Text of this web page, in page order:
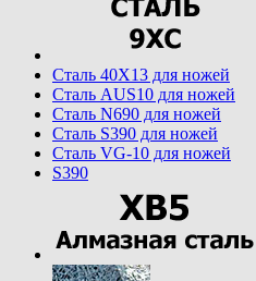
Cталь 40Х13 для ножей
Cталь AUS10 для ножей
Cталь N690 для ножей
Cталь S390 для ножей
Cталь VG-10 для ножей
S390